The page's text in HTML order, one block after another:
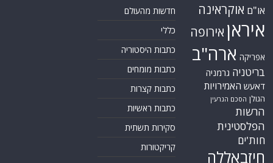
או"ם אוקראינה
איראן אירופה
אפריקה ארה"ב
בריטניה גרמניה
דאעש האמירויות
הגולן הסכם הגרעין
הרשות
הפלסטינית
חות'ים
חיזבאללה
חדשות מהעולם
כללי
כתבות היסטוריה
כתבות מומחים
כתבות קצרות
כתבות ראשיות
סקירות תשתית
קריקטורות